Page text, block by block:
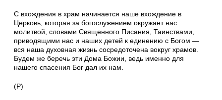
С вхождения в храм начинается наше вхождение в
Церковь, которая за богослужением окружает нас
молитвой, словами Священного Писания, Таинствами,
приводящими нас и наших детей к единению с Богом —
вся наша духовная жизнь сосредоточена вокруг храмов.
Будем же беречь эти Дома Божии, ведь именно для
нашего спасения Бог дал их нам.
(Р)